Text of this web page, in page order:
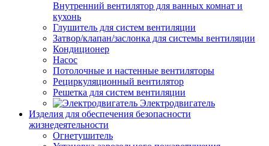
Внутренний вентилятор для ванных комнат и
кухонь
Глушитель для систем вентиляции
Затвор/клапан/заслонка для системы вентиляции
Кондиционер
Насос
Потолочные и настенные вентиляторы
Рециркуляционный вентилятор
Решетка для систем вентиляции
Электродвигатель
Изделия для обеспечения безопасности
жизнедеятельности
Огнетушитель